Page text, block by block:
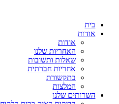
בית
אודות
אודות
האחריות שלנו
שאלות ותשובות
אחריות חברתית
בתקשורת
המלצות
השרותים שלנו